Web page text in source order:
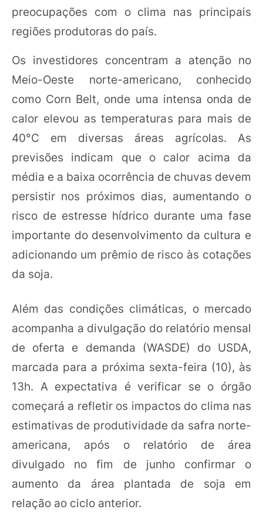
preocupações com o clima nas principais
regiões produtoras do país.
Os investidores concentram a atenção no
Meio-Oeste norte-americano, conhecido
como Corn Belt, onde uma intensa onda de
calor elevou as temperaturas para mais de
40°C em diversas áreas agrícolas. As
previsões indicam que o calor acima da
média e a baixa ocorrência de chuvas devem
persistir nos próximos dias, aumentando o
risco de estresse hídrico durante uma fase
importante do desenvolvimento da cultura e
adicionando um prêmio de risco às cotações
da soja.
Além das condições climáticas, o mercado
acompanha a divulgação do relatório mensal
de oferta e demanda (WASDE) do USDA,
marcada para a próxima sexta-feira (10), às
13h. A expectativa é verificar se o órgão
começará a refletir os impactos do clima nas
estimativas de produtividade da safra norte-
americana, após o relatório de área
divulgado no fim de junho confirmar o
aumento da área plantada de soja em
relação ao ciclo anterior.